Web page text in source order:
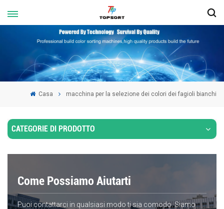
Casa macchina per la selezione dei colori dei fagioli bianchi
CATEGORIE DI PRODOTTO
Come Possiamo Aiutarti
Puoi contattarci in qualsiasi modo ti sia comodo. Siamo